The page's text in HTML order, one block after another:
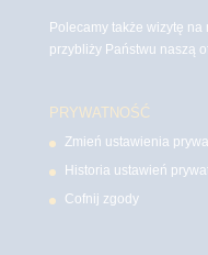
Polecamy także wizytę
przybliży Państwu naszą
PRYWATNOŚĆ
Zmień ustawienia
Historia ustawień
Cofnij zgody